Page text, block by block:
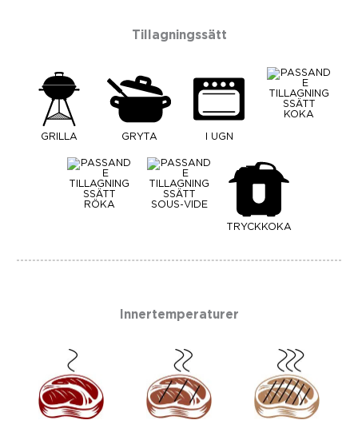
Tillagningssätt
GRILLA GRYTA I UGN
KOKA
RÖKA SOUS-VIDE
TRYCKKOKA
Innertemperaturer